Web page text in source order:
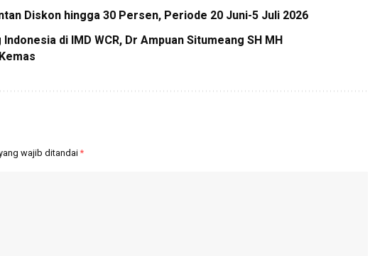
Diskon hingga 30 Persen, Periode 20 Juni-5 Juli 2026
di IMD WCR, Dr Ampuan Situmeang SH MH
wajib ditandai*